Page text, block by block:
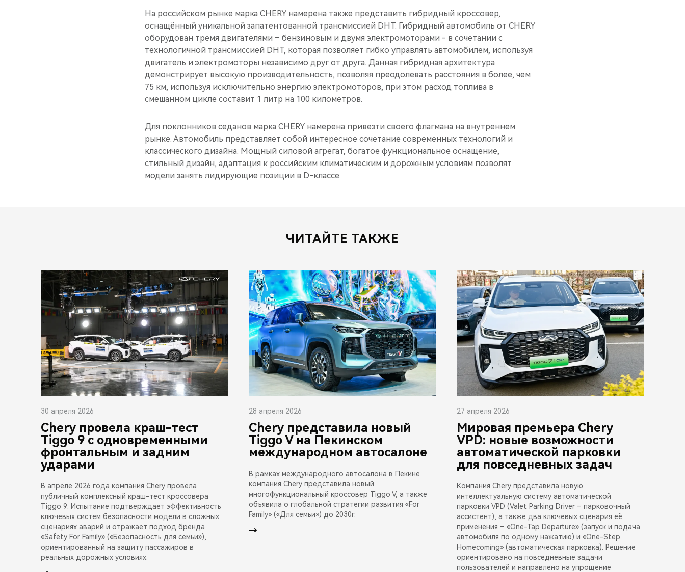
На российском рынке марка CHERY намерена также представить гибридный кроссовер,
оснащённый уникальной запатентованной трансмиссией DHT. Гибридный автомобиль от CHERY
оборудован тремя двигателями – бензиновым и двумя электромоторами - в сочетании с
технологичной трансмиссией DHT, которая позволяет гибко управлять автомобилем, используя
двигатель и электромоторы независимо друг от друга. Данная гибридная архитектура
демонстрирует высокую производительность, позволяя преодолевать расстояния в более, чем
75 км, используя исключительно энергию электромоторов, при этом расход топлива в
смешанном цикле составит 1 литр на 100 километров.
Для поклонников седанов марка CHERY намерена привезти своего флагмана на внутреннем
рынке. Автомобиль представляет собой интересное сочетание современных технологий и
классического дизайна. Мощный силовой агрегат, богатое функциональное оснащение,
стильный дизайн, адаптация к российским климатическим и дорожным условиям позволят
модели занять лидирующие позиции в D-классе.
ЧИТАЙТЕ ТАКЖЕ
30 апреля 2026
Chery провела краш-тест
Tiggo 9 с одновременными
фронтальным и задним
ударами
В апреле 2026 года компания Chery провела
публичный комплексный краш-тест кроссовера
Tiggo 9. Испытание подтверждает эффективность
ключевых систем безопасности модели в сложных
сценариях аварий и отражает подход бренда
«Safety For Family» («Безопасность для семьи»),
ориентированный на защиту пассажиров в
реальных дорожных условиях.
28 апреля 2026
Chery представила новый
Tiggo V на Пекинском
международном автосалоне
В рамках международного автосалона в Пекине
компания Chery представила новый
многофункциональный кроссовер Tiggo V, а также
объявила о глобальной стратегии развития «For
Family» («Для семьи») до 2030г.
27 апреля 2026
Мировая премьера Chery
VPD: новые возможности
автоматической парковки
для повседневных задач
Компания Chery представила новую
интеллектуальную систему автоматической
парковки VPD (Valet Parking Driver – парковочный
ассистент), а также два ключевых сценария её
применения – «One-Tap Departure» (запуск и подача
автомобиля по одному нажатию) и «One-Step
Homecoming» (автоматическая парковка). Решение
ориентировано на повседневные задачи
пользователей и направлено на упрощение